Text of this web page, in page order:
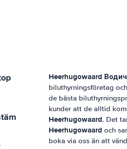
Heerhugowaard
biluthyrningsföretag
de bästa
kunder att de alltid
Heerhugowaard. Det
Heerhugowaard och
boka via oss än att